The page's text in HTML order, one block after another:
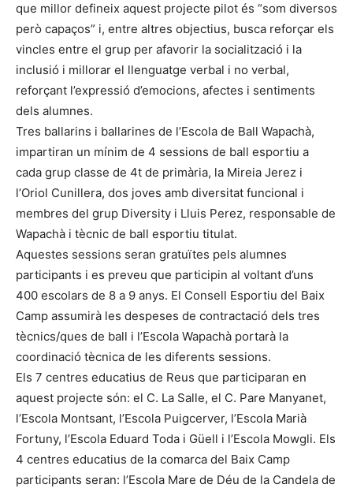
que millor defineix aquest projecte pilot és “som diversos
però capaços” i, entre altres objectius, busca reforçar els
vincles entre el grup per afavorir la socialització i la
inclusió i millorar el llenguatge verbal i no verbal,
reforçant l’expressió d’emocions, afectes i sentiments
dels alumnes.
Tres ballarins i ballarines de l’Escola de Ball Wapachà,
impartiran un mínim de 4 sessions de ball esportiu a
cada grup classe de 4t de primària, la Mireia Jerez i
l’Oriol Cunillera, dos joves amb diversitat funcional i
membres del grup Diversity i Lluis Perez, responsable de
Wapachà i tècnic de ball esportiu titulat.
Aquestes sessions seran gratuïtes pels alumnes
participants i es preveu que participin al voltant d’uns
400 escolars de 8 a 9 anys. El Consell Esportiu del Baix
Camp assumirà les despeses de contractació dels tres
tècnics/ques de ball i l’Escola Wapachà portarà la
coordinació tècnica de les diferents sessions.
Els 7 centres educatius de Reus que participaran en
aquest projecte són: el C. La Salle, el C. Pare Manyanet,
l’Escola Montsant, l’Escola Puigcerver, l’Escola Marià
Fortuny, l’Escola Eduard Toda i Güell i l’Escola Mowgli. Els
4 centres educatius de la comarca del Baix Camp
participants seran: l’Escola Mare de Déu de la Candela de